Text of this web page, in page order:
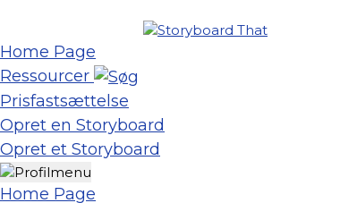
Home Page
Ressourcer
Prisfastsættelse
Opret en Storyboard
Opret et Storyboard
Home Page